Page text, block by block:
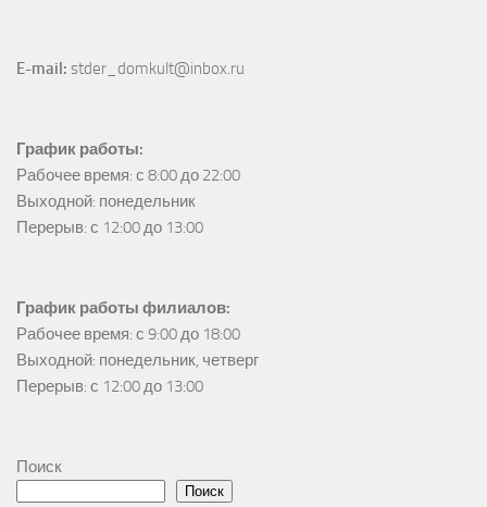
E-mail: stder_domkult@inbox.ru
График работы:
Рабочее время: с 8:00 до 22:00
Выходной: понедельник
Перерыв: с 12:00 до 13:00
График работы филиалов:
Рабочее время: с 9:00 до 18:00
Выходной: понедельник, четверг
Перерыв: с 12:00 до 13:00
Поиск
Поиск